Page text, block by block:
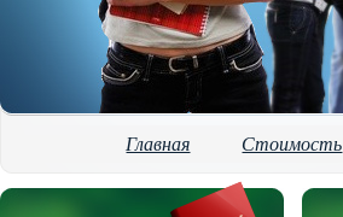
Главная Стоимость